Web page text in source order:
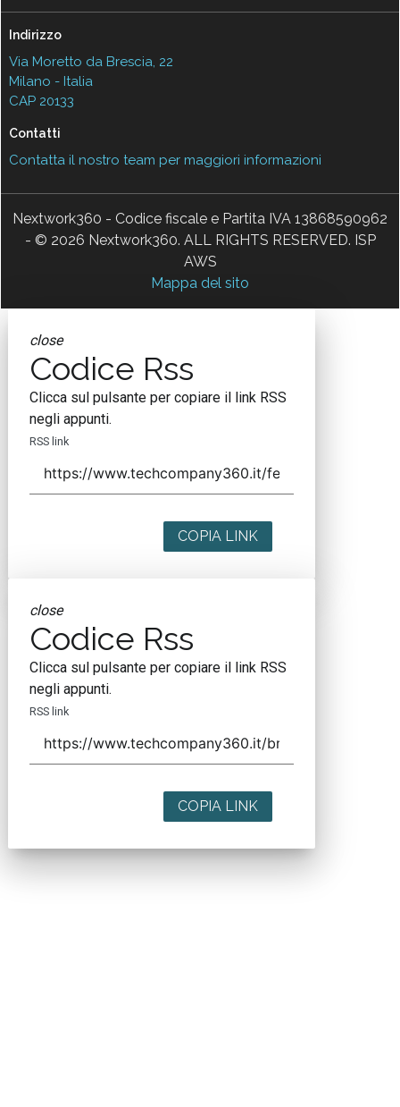
Indirizzo
Via Moretto da Brescia, 22
Milano - Italia
CAP 20133
Contatti
Contatta il nostro team per maggiori informazioni
Nextwork360 - Codice fiscale e Partita IVA 13868590962
- © 2026 Nextwork360. ALL RIGHTS RESERVED. ISP
AWS
Mappa del sito
close
Codice Rss
Clicca sul pulsante per copiare il link RSS
negli appunti.
RSS link
COPIA LINK
close
Codice Rss
Clicca sul pulsante per copiare il link RSS
negli appunti.
RSS link
COPIA LINK